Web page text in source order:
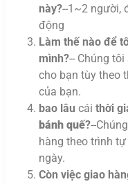
này?--1~2 người,
động
Làm thế nào để
mình?-- Chúng
cho bạn tùy theo
của bạn.
bao lâu cái thời
bánh quế?--
hàng theo trình
ngày.
Còn việc giao